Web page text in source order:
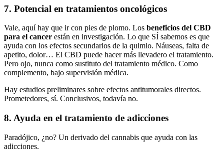
7. Potencial en tratamientos oncológicos
Vale, aquí hay que ir con pies de plomo. Los beneficios del CBD
para el cancer están en investigación. Lo que SÍ sabemos es que
ayuda con los efectos secundarios de la quimio. Náuseas, falta de
apetito, dolor… El CBD puede hacer más llevadero el tratamiento.
Pero ojo, nunca como sustituto del tratamiento médico. Como
complemento, bajo supervisión médica.
Hay estudios preliminares sobre efectos antitumorales directos.
Prometedores, sí. Conclusivos, todavía no.
8. Ayuda en el tratamiento de adicciones
Paradójico, ¿no? Un derivado del cannabis que ayuda con las
adicciones.